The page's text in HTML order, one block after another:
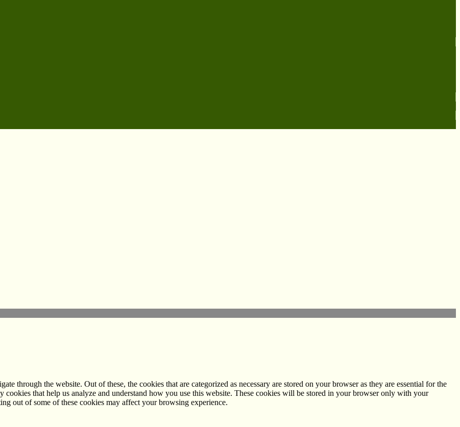
through the website. Out of these, the cookies that are categorized as necessary are stored on your browser as they are essential for the
that help us analyze and understand how you use this website. These cookies will be stored in your browser only with your
out of some of these cookies may affect your browsing experience.